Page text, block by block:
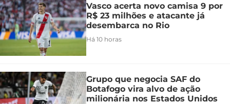
Vasco acerta novo camisa 9 por
R$ 23 milhões e atacante já
desembarca no Rio
Há 10 horas
Grupo que negocia SAF do
Botafogo vira alvo de ação
milionária nos Estados Unidos